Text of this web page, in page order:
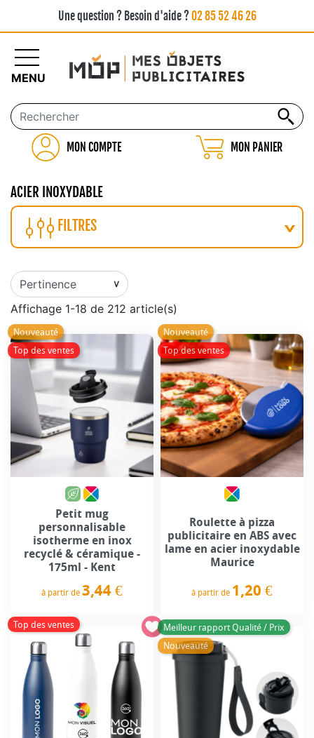
Une question ? Besoin d'aide ?02 85 52 46 26
MON COMPTE MON PANIER
MENU
ACIER INOXYDABLE
FILTRES
Affichage 1-18 de 212 article(s)
Nouveauté
Top des ventes
Petit mug
personnalisable
isotherme en inox
recyclé & céramique -
175ml - Kent
à partir de 3,44 €
Nouveauté
Top des ventes
Roulette à pizza
publicitaire en ABS avec
lame en acier inoxydable
Maurice
à partir de 1,20 €
Top des ventes
Meilleur rapport Qualité / Prix
Nouveauté